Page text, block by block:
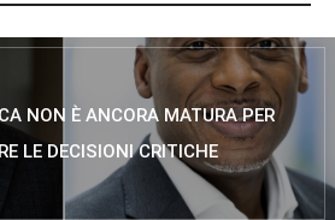
NON È ANCORA MATURA PER
LE DECISIONI CRITICHE